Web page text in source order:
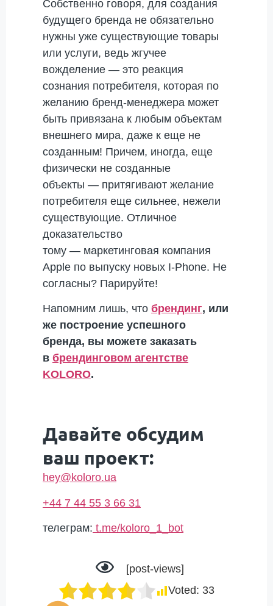
Собственно говоря, для создания
будущего бренда не обязательно
нужны уже существующие товары
или услуги, ведь жгучее
вожделение — это реакция
сознания потребителя, которая по
желанию бренд-менеджера может
быть привязана к любым объектам
внешнего мира, даже к еще не
созданным! Причем, иногда, еще
физически не созданные
объекты — притягивают желание
потребителя еще сильнее, нежели
существующие. Отличное
доказательство
тому — маркетинговая компания
Apple по выпуску новых I-Phone. Не
согласны? Парируйте!
Напомним лишь, что брендинг, или
же построение успешного
бренда, вы можете заказать
в брендинговом агентстве
KOLORO.
Давайте обсудим
ваш проект:
hey@koloro.ua
+44 7 44 55 3 66 31
телеграм: t.me/koloro_1_bot
[post-views]
Voted: 33